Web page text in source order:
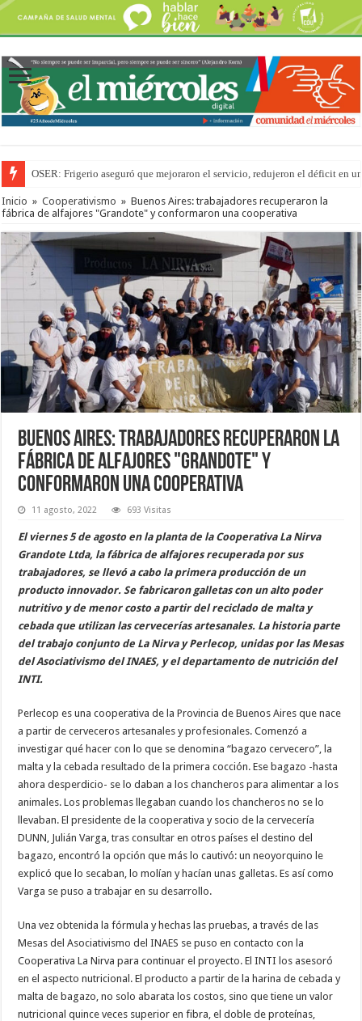
OSER: Frigerio aseguró que mejoraron el servicio, redujeron el déficit en
Por primera vez hicieron una cirugía de reconstrucción torácica en el
Inicio » Cooperativismo » Buenos Aires: trabajadores recuperaron la
fábrica de alfajores "Grandote" y conformaron una cooperativa
Buenos Aires: trabajadores recuperaron la
fábrica de alfajores "Grandote" y
conformaron una cooperativa
11 agosto, 2022 693 Visitas
El viernes 5 de agosto en la planta de la Cooperativa La Nirva
Grandote Ltda, la fábrica de alfajores recuperada por sus
trabajadores, se llevó a cabo la primera producción de un
producto innovador. Se fabricaron galletas con un alto poder
nutritivo y de menor costo a partir del reciclado de malta y
cebada que utilizan las cervecerías artesanales. La historia parte
del trabajo conjunto de La Nirva y Perlecop, unidas por las Mesas
del Asociativismo del INAES, y el departamento de nutrición del
INTI.
Perlecop es una cooperativa de la Provincia de Buenos Aires que nace
a partir de cerveceros artesanales y profesionales. Comenzó a
investigar qué hacer con lo que se denomina “bagazo cervecero”, la
malta y la cebada resultado de la primera cocción. Ese bagazo -hasta
ahora desperdicio- se lo daban a los chancheros para alimentar a los
animales. Los problemas llegaban cuando los chancheros no se lo
llevaban. El presidente de la cooperativa y socio de la cervecería
DUNN, Julián Varga, tras consultar en otros países el destino del
bagazo, encontró la opción que más lo cautivó: un neoyorquino le
explicó que lo secaban, lo molían y hacían unas galletas. Es así como
Varga se puso a trabajar en su desarrollo.
Una vez obtenida la fórmula y hechas las pruebas, a través de las
Mesas del Asociativismo del INAES se puso en contacto con la
Cooperativa La Nirva para continuar el proyecto. El INTI los asesoró
en el aspecto nutricional. El producto a partir de la harina de cebada y
malta de bagazo, no solo abarata los costos, sino que tiene un valor
nutricional quince veces superior en fibra, el doble de proteínas,